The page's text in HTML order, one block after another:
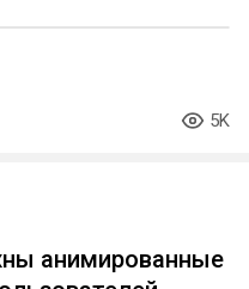
5K
анимированные